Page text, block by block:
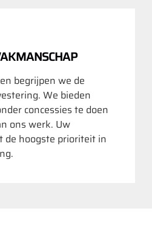
begrijpen we de
We bieden
concessies te doen
ons werk. Uw
de hoogste prioriteit in